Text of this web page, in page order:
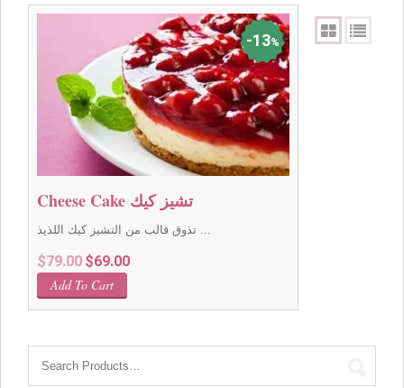
13%
Cheese Cake تشيز كيك
تذوق قالب من التشيز كيك اللذيذ ...
$79.00 Original
price
was:
$69.00Current
Add To Cart